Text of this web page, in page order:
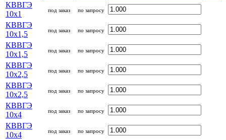
КВВГЭ
10x1
под заказ по запросу
КВВГЭ
10x1,5
под заказ по запросу
КВВГЭ
10x1,5
под заказ по запросу
КВВГЭ
10x2,5
под заказ по запросу
КВВГЭ
10x2,5
под заказ по запросу
КВВГЭ
10x4
под заказ по запросу
КВВГЭ
10x4
под заказ по запросу